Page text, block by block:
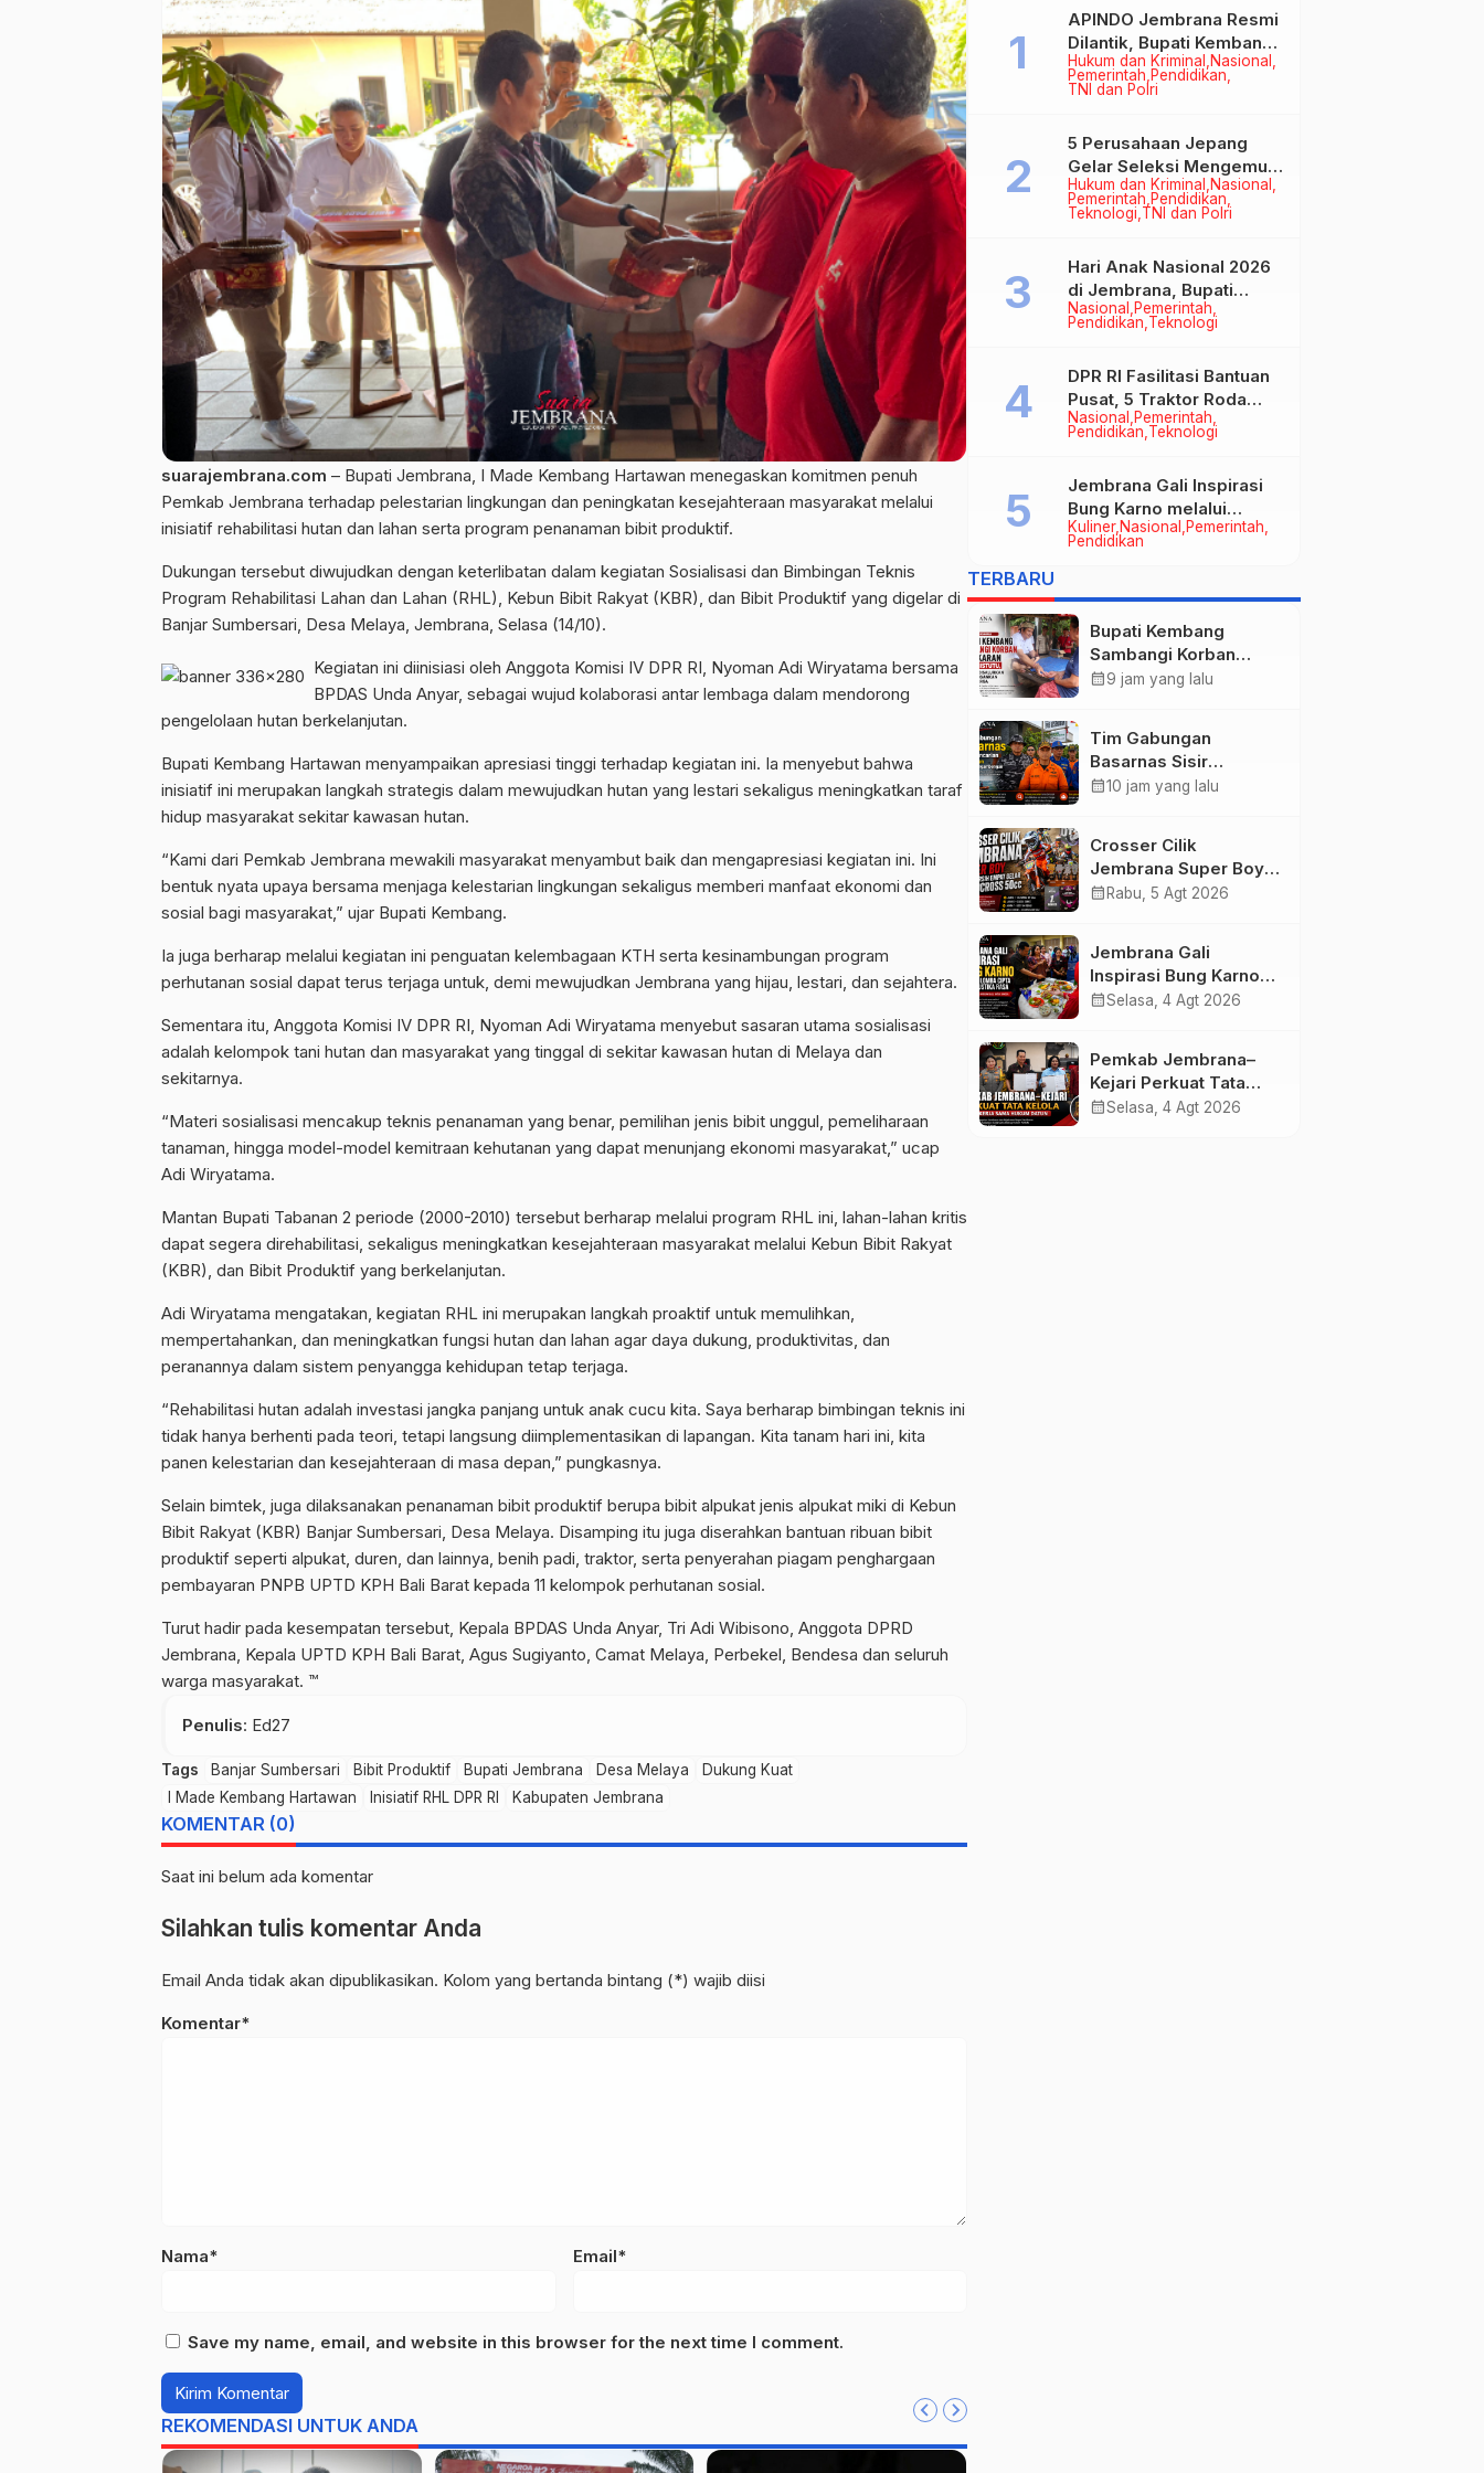
suarajembrana.com – Bupati Jembrana, I Made Kembang Hartawan menegaskan komitmen penuh
Pemkab Jembrana terhadap pelestarian lingkungan dan peningkatan kesejahteraan masyarakat melalui
inisiatif rehabilitasi hutan dan lahan serta program penanaman bibit produktif.
Dukungan tersebut diwujudkan dengan keterlibatan dalam kegiatan Sosialisasi dan Bimbingan Teknis
Program Rehabilitasi Lahan dan Lahan (RHL), Kebun Bibit Rakyat (KBR), dan Bibit Produktif yang digelar di
Banjar Sumbersari, Desa Melaya, Jembrana, Selasa (14/10).
Kegiatan ini diinisiasi oleh Anggota Komisi IV DPR RI, Nyoman Adi Wiryatama bersama
BPDAS Unda Anyar, sebagai wujud kolaborasi antar lembaga dalam mendorong
pengelolaan hutan berkelanjutan.
Bupati Kembang Hartawan menyampaikan apresiasi tinggi terhadap kegiatan ini. Ia menyebut bahwa
inisiatif ini merupakan langkah strategis dalam mewujudkan hutan yang lestari sekaligus meningkatkan taraf
hidup masyarakat sekitar kawasan hutan.
“Kami dari Pemkab Jembrana mewakili masyarakat menyambut baik dan mengapresiasi kegiatan ini. Ini
bentuk nyata upaya bersama menjaga kelestarian lingkungan sekaligus memberi manfaat ekonomi dan
sosial bagi masyarakat,” ujar Bupati Kembang.
Ia juga berharap melalui kegiatan ini penguatan kelembagaan KTH serta kesinambungan program
perhutanan sosial dapat terus terjaga untuk, demi mewujudkan Jembrana yang hijau, lestari, dan sejahtera.
Sementara itu, Anggota Komisi IV DPR RI, Nyoman Adi Wiryatama menyebut sasaran utama sosialisasi
adalah kelompok tani hutan dan masyarakat yang tinggal di sekitar kawasan hutan di Melaya dan
sekitarnya.
“Materi sosialisasi mencakup teknis penanaman yang benar, pemilihan jenis bibit unggul, pemeliharaan
tanaman, hingga model-model kemitraan kehutanan yang dapat menunjang ekonomi masyarakat,” ucap
Adi Wiryatama.
Mantan Bupati Tabanan 2 periode (2000-2010) tersebut berharap melalui program RHL ini, lahan-lahan kritis
dapat segera direhabilitasi, sekaligus meningkatkan kesejahteraan masyarakat melalui Kebun Bibit Rakyat
(KBR), dan Bibit Produktif yang berkelanjutan.
Adi Wiryatama mengatakan, kegiatan RHL ini merupakan langkah proaktif untuk memulihkan,
mempertahankan, dan meningkatkan fungsi hutan dan lahan agar daya dukung, produktivitas, dan
peranannya dalam sistem penyangga kehidupan tetap terjaga.
“Rehabilitasi hutan adalah investasi jangka panjang untuk anak cucu kita. Saya berharap bimbingan teknis ini
tidak hanya berhenti pada teori, tetapi langsung diimplementasikan di lapangan. Kita tanam hari ini, kita
panen kelestarian dan kesejahteraan di masa depan,” pungkasnya.
Selain bimtek, juga dilaksanakan penanaman bibit produktif berupa bibit alpukat jenis alpukat miki di Kebun
Bibit Rakyat (KBR) Banjar Sumbersari, Desa Melaya. Disamping itu juga diserahkan bantuan ribuan bibit
produktif seperti alpukat, duren, dan lainnya, benih padi, traktor, serta penyerahan piagam penghargaan
pembayaran PNPB UPTD KPH Bali Barat kepada 11 kelompok perhutanan sosial.
Turut hadir pada kesempatan tersebut, Kepala BPDAS Unda Anyar, Tri Adi Wibisono, Anggota DPRD
Jembrana, Kepala UPTD KPH Bali Barat, Agus Sugiyanto, Camat Melaya, Perbekel, Bendesa dan seluruh
warga masyarakat. ™
Penulis: Ed27
Tags Banjar Sumbersari Bibit Produktif Bupati Jembrana Desa Melaya
Dukung Kuat
I Made Kembang Hartawan
Inisiatif RHL DPR RI Kabupaten Jembrana
KOMENTAR (0)
Saat ini belum ada komentar
Silahkan tulis komentar Anda
Email Anda tidak akan dipublikasikan. Kolom yang bertanda bintang (*) wajib diisi
Komentar*
Nama* Email*
Save my name, email, and website in this browser for the next time I comment.
REKOMENDASI UNTUK ANDA
Hukum dan Kriminal
Nasional
Pemerintah Pendidikan
TNI dan Polri
APINDO Jembrana Resmi
Dilantik, Bupati Kembang
Minta Pengusaha Jadi
Motor Penggerak
Hukum dan Kriminal
Nasional
Pemerintah Pendidikan
Teknologi TNI dan Polri
5 Perusahaan Jepang
Gelar Seleksi Mengemudi
di Jembrana, Buka
Peluang Kerja bagi Calon
Nasional
Pemerintah
Pendidikan Teknologi
Hari Anak Nasional 2026
di Jembrana, Bupati
Kembang Tegaskan
Pentingnya Karakter dan
Nasional
Pemerintah
Pendidikan Teknologi
DPR RI Fasilitasi Bantuan
Pusat, 5 Traktor Roda
Empat Resmi Perkuat
Mekanisasi Pertanian
Kuliner Nasional
Pemerintah
Pendidikan
Jembrana Gali Inspirasi
Bung Karno melalui
Lomba Cipta Menu
TERBARU
Bupati Kembang
Sambangi Korban
Kebakaran di
Ringankan Beban
Warga
calendar_month9 jam yang lalu
Tim Gabungan
Basarnas Sisir
Pencarian Nelayan
calendar_month10 jam yang lalu
Crosser Cilik
Jembrana Super Boy
Sapu Bersih Empat
calendar_month Rabu, 5 Agt 2026
Jembrana Gali
Inspirasi Bung Karno
melalui Lomba Cipta
calendar_monthSelasa, 4 Agt 2026
Pemkab Jembrana–
Kejari Perkuat Tata
Kelola Lewat Kerja
calendar_monthSelasa, 4 Agt 2026